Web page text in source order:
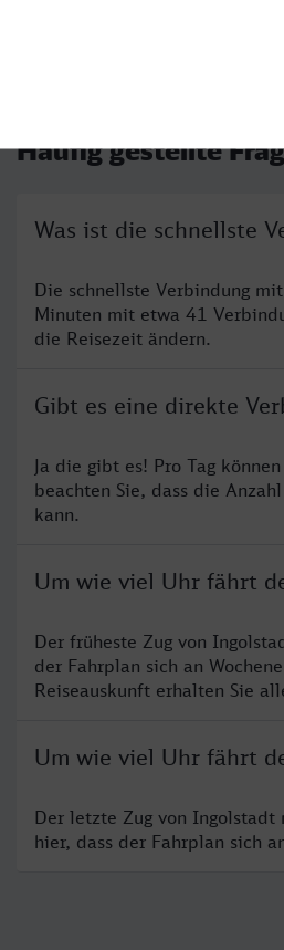
08-04 01:44
Häufig gestellte
Was ist die schnellste
Die schnellste Verbindung
Minuten mit etwa 41
die Reisezeit ändern.
Gibt es eine direkte
Ja die gibt es! Pro Tag
beachten Sie, dass die
kann.
Um wie viel Uhr fährt
Der früheste Zug von
der Fahrplan sich an
Reiseauskunft erhalten Sie
Um wie viel Uhr fährt
Der letzte Zug von
hier, dass der Fahrplan sich